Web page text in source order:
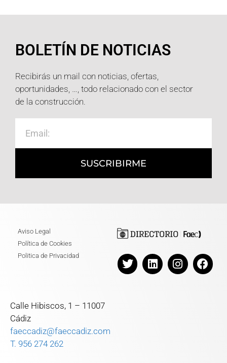
BOLETÍN DE NOTICIAS
Recibirás un mail con noticias, ofertas,
oportunidades, …, todo relacionado con el sector
de la construcción.
SUSCRIBIRME
Aviso Legal
Política de Cookies
Politica de Privacidad
Calle Hibiscos, 1 – 11007
Cádiz
faeccadiz@faeccadiz.com
T. 956 274 262